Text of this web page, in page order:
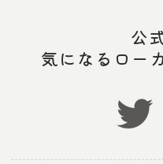
公
気になるロー